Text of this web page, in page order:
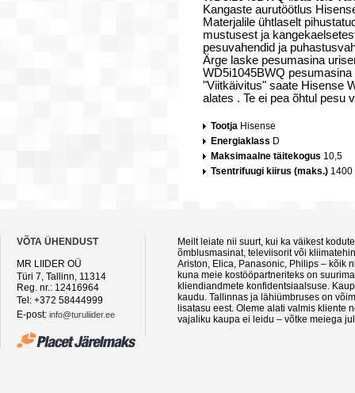
Kangaste aurutöötlus
Materjalile ühtlaselt
mustusest ja
pesuvahendid ja
Ärge laske pesumasina
WD5i1045BWQ
"Viitkäivitus" saate Hisense
alates . Te ei pea õhtul pesu
Tootja Hisense
Energiaklass D
Maksimaalne täitekogus 10,5
Tsentrifuugi kiirus (maks.) 1400
VÕTA ÜHENDUST
MR LIIDER OÜ
Türi 7, Tallinn, 11314
Reg. nr.: 12416964
Tel: +372 58444999
E-post: info@turuliider.ee
Meilt leiate nii suurt, kui ka väikest
õmblusmasinat, televiisorit või
Ariston, Elica, Panasonic, Philips – kõik
kuna meie kostööpartneriteks on
kliendiandmete konfidentsiaalsuse.
kaudu. Tallinnas ja lähiümbruses on
lisatasu eest. Oleme alati valmis kliente
vajaliku kaupa ei leidu – võtke meiega